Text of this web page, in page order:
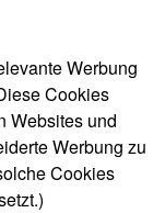
Werbung
Cookies
Websites und
Werbung zu
Cookies